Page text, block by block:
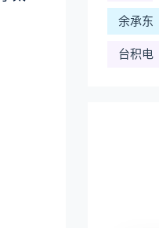
余承东
台积电